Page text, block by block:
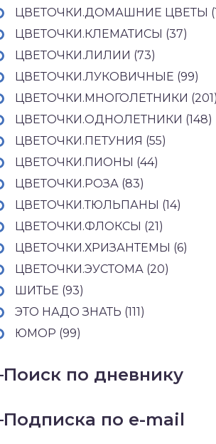
ЦВЕТОЧКИ.ДОМАШНИЕ ЦВЕТЫ
ЦВЕТОЧКИ.КЛЕМАТИСЫ (37)
ЦВЕТОЧКИ.ЛИЛИИ (73)
ЦВЕТОЧКИ.ЛУКОВИЧНЫЕ (99)
ЦВЕТОЧКИ.МНОГОЛЕТНИКИ
ЦВЕТОЧКИ.ОДНОЛЕТНИКИ (148)
ЦВЕТОЧКИ.ПЕТУНИЯ (55)
ЦВЕТОЧКИ.ПИОНЫ (44)
ЦВЕТОЧКИ.РОЗА (83)
ЦВЕТОЧКИ.ТЮЛЬПАНЫ (14)
ЦВЕТОЧКИ.ФЛОКСЫ (21)
ЦВЕТОЧКИ.ХРИЗАНТЕМЫ (6)
ЦВЕТОЧКИ.ЭУСТОМА (20)
ШИТЬЕ (93)
ЭТО НАДО ЗНАТЬ (111)
ЮМОР (99)
Поиск по дневнику
Подписка по e-mail